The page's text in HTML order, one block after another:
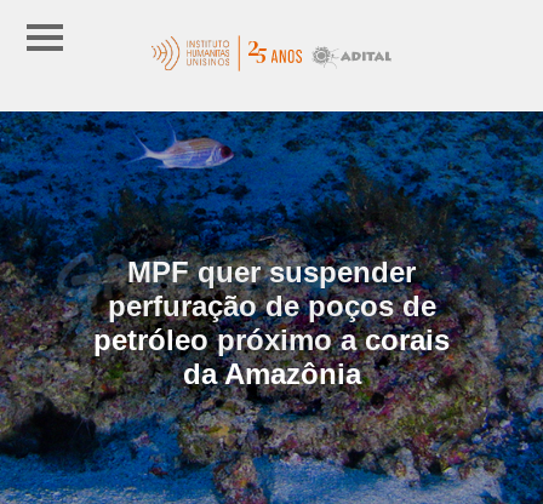
MPF quer suspender
perfuração de poços de
petróleo próximo a corais
da Amazônia